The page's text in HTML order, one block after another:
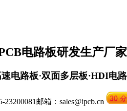
电路板研发生产厂家
电路板·双面多层板·HDI电
23200081 邮箱：sales@ipcb.cn